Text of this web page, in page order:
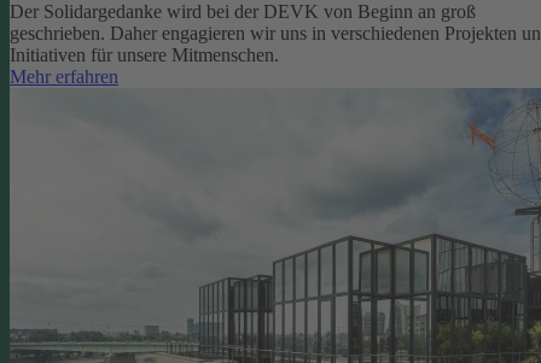
Der Solidargedanke wird bei der DEVK von Beginn an groß
geschrieben. Daher engagieren wir uns in verschiedenen Projekten
Initiativen für unsere Mitmenschen.
Mehr erfahren